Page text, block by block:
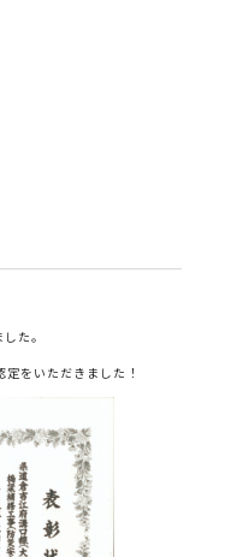
た。
をいただきました！